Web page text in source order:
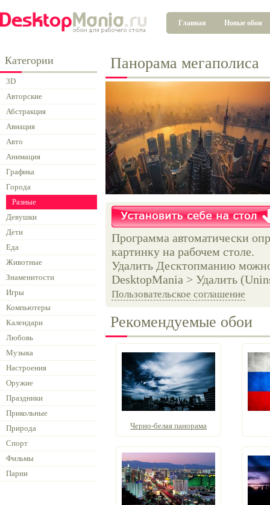
Главная Новые обои
Категории
3D
Авторские
Абстракция
Авиация
Авто
Анимация
Графика
Города
Разные
Девушки
Дети
Еда
Животные
Знаменитости
Игры
Компьютеры
Календари
Любовь
Музыка
Настроения
Оружие
Праздники
Прикольные
Природа
Спорт
Фильмы
Парни
Панорама мегаполиса
Программа автоматически
картинку на рабочем столе.
Удалить Десктопманию
DesktopMania > Удалить
Пользовательское соглашение
Рекомендуемые обои
Черно-белая панорама